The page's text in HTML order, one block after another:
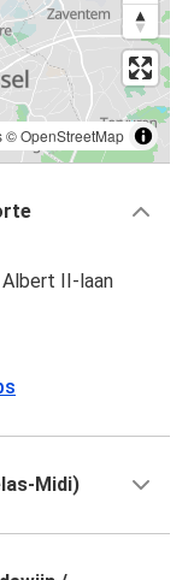
©OpenStreetMap
II-laan
Midi)